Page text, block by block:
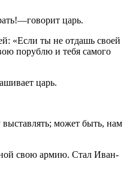
царь.
«Если ты не отдашь своей
порублю и тебя самого
царь.
может быть, нам
свою армию. Стал Иван-